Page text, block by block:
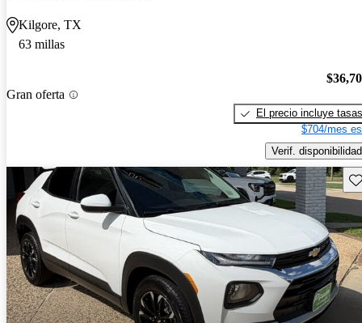
Kilgore, TX
63 millas
Gran oferta
El precio incluye tasas
$704/mes
Verif. disponibilidad